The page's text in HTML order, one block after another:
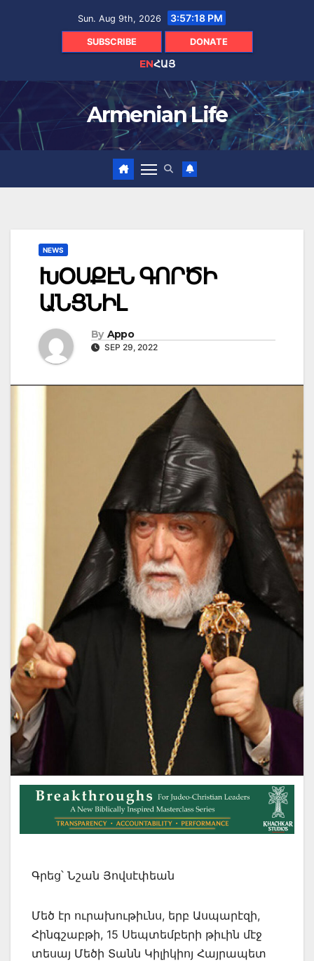
Sun. Aug 9th, 2026 3:57:19 PM
SUBSCRIBE DONATE
ENՀԱՅ
Armenian Life
NEWS
ԽՕՍՔԷՆ ԳՈՐԾԻ
ԱՆՑՆԻԼ
By Appo
SEP 29, 2022
Գրեց՝ Նշան Յովսէփեան
Մեծ էր ուրախութիւնս, երբ Ասպարէզի,
Հինգշաբթի, 15 Սեպտեմբերի թիւին մէջ
տեսայ Մեծի Տանն Կիլիկիոյ Հայրապետ